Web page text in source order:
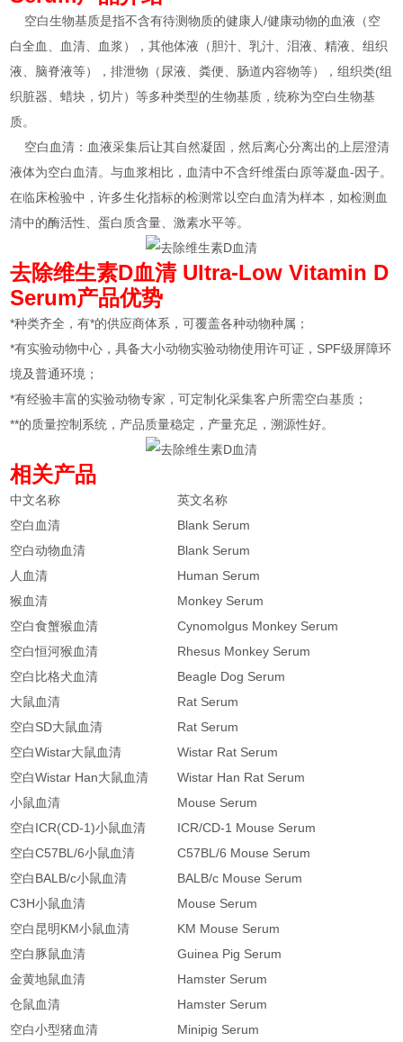
空白生物基质是指不含有待测物质的健康人/健康动物的血液（空
白全血、血清、血浆），其他体液（胆汁、乳汁、泪液、精液、组织
液、脑脊液等），排泄物（尿液、粪便、肠道内容物等），组织类(组
织脏器、蜡块，切片）等多种类型的生物基质，统称为空白生物基
质。
空白血清：血液采集后让其自然凝固，然后离心分离出的上层澄清
液体为空白血清。与血浆相比，血清中不含纤维蛋白原等凝血-因子。
在临床检验中，许多生化指标的检测常以空白血清为样本，如检测血
清中的酶活性、蛋白质含量、激素水平等。
去除维生素D血清Ultra-Low Vitamin D
Serum产品优势
*种类齐全，有*的供应商体系，可覆盖各种动物种属；
*有实验动物中心，具备大小动物实验动物使用许可证，SPF级屏障环
境及普通环境；
*有经验丰富的实验动物专家，可定制化采集客户所需空白基质；
**的质量控制系统，产品质量稳定，产量充足，溯源性好。
相关产品
中文名称
英文名称
空白血清
Blank Serum
空白动物血清
Blank Serum
人血清
Human Serum
猴血清
Monkey Serum
空白食蟹猴血清
Cynomolgus Monkey Serum
空白恒河猴血清
Rhesus Monkey Serum
空白比格犬血清
Beagle Dog Serum
大鼠血清
Rat Serum
空白SD大鼠血清
Rat Serum
空白Wistar大鼠血清
Wistar Rat Serum
空白Wistar Han大鼠血清
Wistar Han Rat Serum
小鼠血清
Mouse Serum
空白ICR(CD-1)小鼠血清
ICR/CD-1 Mouse Serum
空白C57BL/6小鼠血清
C57BL/6 Mouse Serum
空白BALB/c小鼠血清
BALB/c Mouse Serum
C3H小鼠血清
Mouse Serum
空白昆明KM小鼠血清
KM Mouse Serum
空白豚鼠血清
Guinea Pig Serum
金黄地鼠血清
Hamster Serum
仓鼠血清
Hamster Serum
空白小型猪血清
Minipig Serum